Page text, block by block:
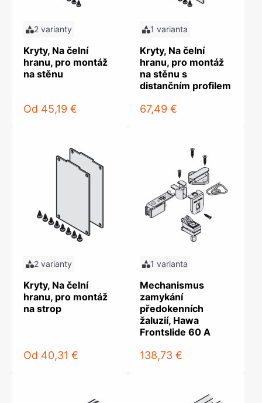
2 varianty
Kryty, Na čelní
hranu, pro montáž
na stěnu
Od 45,19 €
1 varianta
Kryty, Na čelní
hranu, pro montáž
na stěnu s
distančním profilem
67,49 €
2 varianty
Kryty, Na čelní
hranu, pro montáž
na strop
Od 40,31 €
1 varianta
Mechanismus
zamykání
předokenních
žaluzií, Hawa
Frontslide 60 A
138,73 €